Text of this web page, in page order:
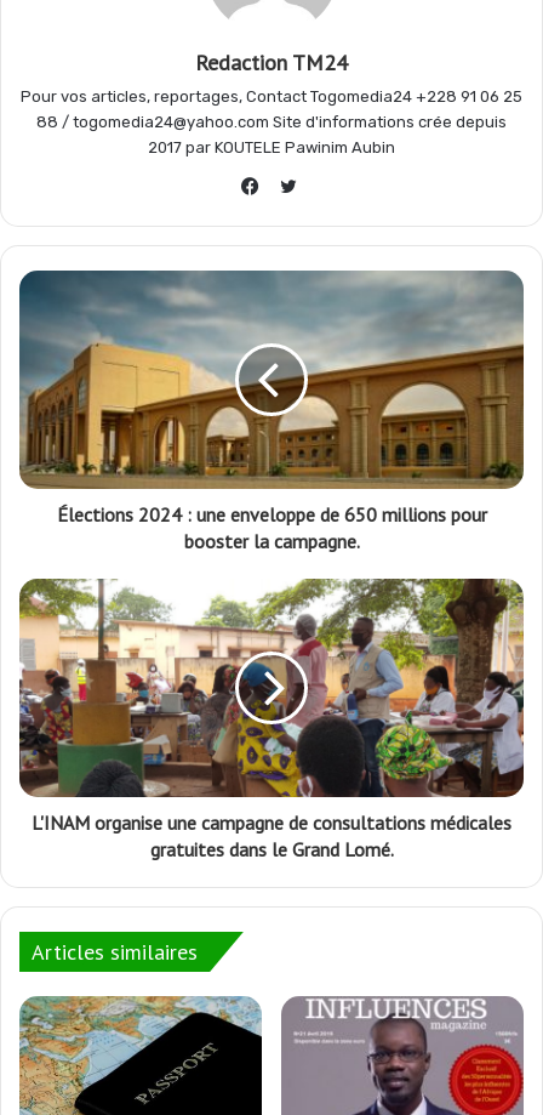
Redaction TM24
Pour vos articles, reportages, Contact Togomedia24 +228 91 06 25
88 / togomedia24@yahoo.com Site d'informations crée depuis
2017 par KOUTELE Pawinim Aubin
Twitter
Élections 2024 : une enveloppe de 650 millions pour
booster la campagne.
L'INAM organise une campagne de consultations médicales
gratuites dans le Grand Lomé.
Articles similaires